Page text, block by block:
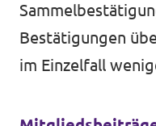
Bestätigungen
im Einzelfall